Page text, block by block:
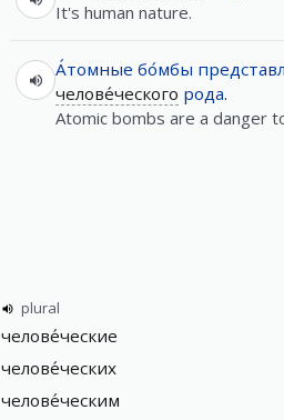
It's human nature.
А́томные бо́мбы
челове́ческого рода.
Atomic bombs are a danger
plural
челове́ческие
челове́ческих
челове́ческим